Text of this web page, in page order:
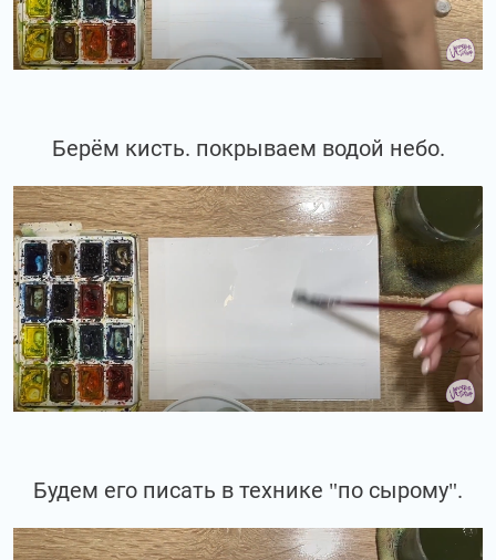
Берём кисть. покрываем водой небо.
Будем его писать в технике "по сырому".